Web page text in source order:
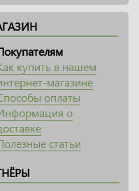
купить в нашем
магазине
оплаты
о
статьи